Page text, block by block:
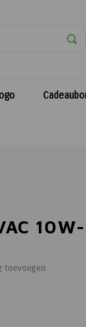
toevoegen